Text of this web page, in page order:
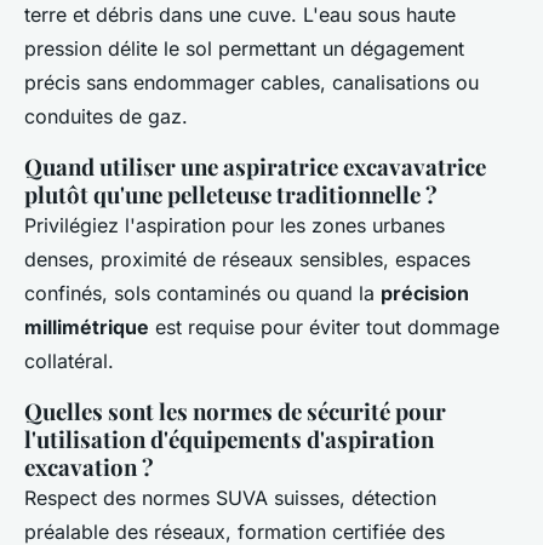
terre et débris dans une cuve. L'eau sous haute
pression délite le sol permettant un dégagement
précis sans endommager cables, canalisations ou
conduites de gaz.
Quand utiliser une aspiratrice excavavatrice
plutôt qu'une pelleteuse traditionnelle ?
Privilégiez l'aspiration pour les zones urbanes
denses, proximité de réseaux sensibles, espaces
confinés, sols contaminés ou quand la précision
millimétrique est requise pour éviter tout dommage
collatéral.
Quelles sont les normes de sécurité pour
l'utilisation d'équipements d'aspiration
excavation ?
Respect des normes SUVA suisses, détection
préalable des réseaux, formation certifiée des